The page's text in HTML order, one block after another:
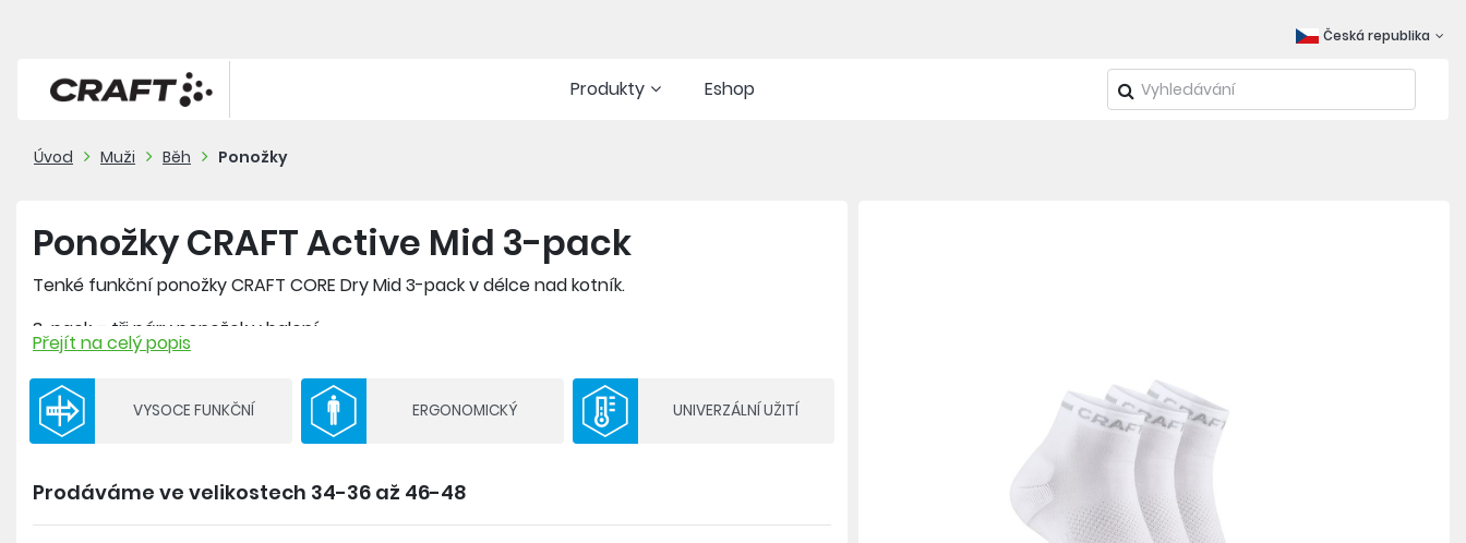
Česká republika
Produkty Eshop
Úvod Muži Běh Ponožky
Ponožky CRAFT Active Mid 3-pack
Tenké funkční ponožky CRAFT CORE Dry Mid 3-pack v délce nad kotník.
3-pack = tři páry ponožek v balení
Materiál: 98 % polyamid, 2 % elastan
- anatomicky tvarované pro pravé a levé chodidlo
- střídání různých hustot materiálu pro optimální ventilaci a komfort
Přejít na celý popis
VYSOCE FUNKČNÍ ERGONOMICKÝ UNIVERZÁLNÍ UŽITÍ
Prodáváme ve velikostech 34-36 až 46-48